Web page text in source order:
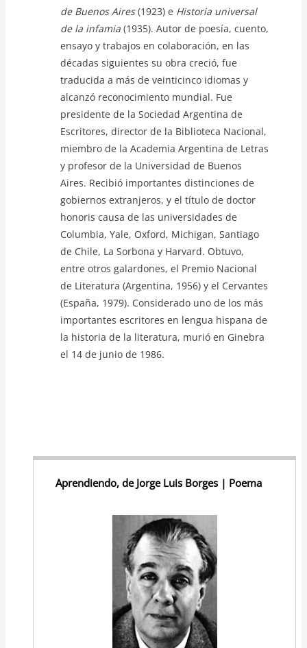
de Buenos Aires(1923) e Historia universal
de la infamia (1935). Autor de poesía, cuento,
ensayo y trabajos en colaboración, en las
décadas siguientes su obra creció, fue
traducida a más de veinticinco idiomas y
alcanzó reconocimiento mundial. Fue
presidente de la Sociedad Argentina de
Escritores, director de la Biblioteca Nacional,
miembro de la Academia Argentina de Letras
y profesor de la Universidad de Buenos
Aires. Recibió importantes distinciones de
gobiernos extranjeros, y el título de doctor
honoris causa de las universidades de
Columbia, Yale, Oxford, Michigan, Santiago
de Chile, La Sorbona y Harvard. Obtuvo,
entre otros galardones, el Premio Nacional
de Literatura (Argentina, 1956) y el Cervantes
(España, 1979). Considerado uno de los más
importantes escritores en lengua hispana de
la historia de la literatura, murió en Ginebra
el 14 de junio de 1986.
Aprendiendo, de Jorge Luis Borges | Poema